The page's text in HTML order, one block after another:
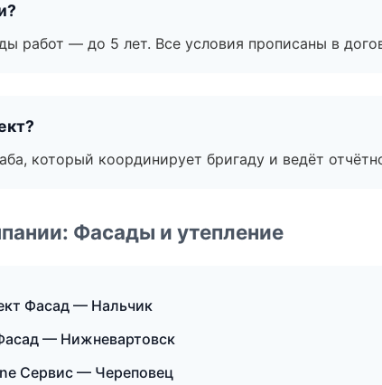
работ — до 5 лет. Все условия прописаны в
который координирует бригаду и ведёт
Фасады и утепление
Фасад — Нальчик
— Нижневартовск
Сервис — Череповец